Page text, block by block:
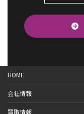
HOME
会社情報
買取情報